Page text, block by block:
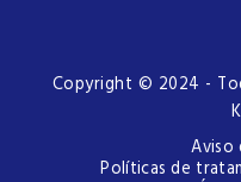
Copyright © 2024 -
Aviso
Políticas de